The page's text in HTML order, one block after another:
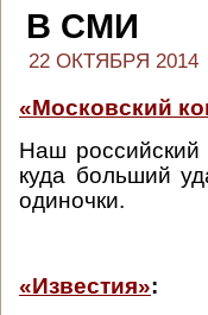
В СМИ
22 ОКТЯБРЯ 2014
«Московский
Наш
куда больший
одиночки.
«Известия»: